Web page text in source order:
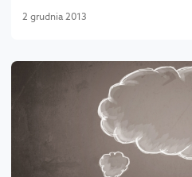
2 grudnia 2013